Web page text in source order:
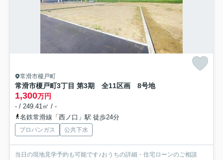
常滑市榎戸町
常滑市榎戸町3丁目 第3期 全11区画 8号地
1,300万円
- / 249.41㎡ / -
名鉄常滑線「西ノ口」駅 徒歩24分
プロパンガス 公共下水
当日の現地見学予約も可能です♪おうちの詳細・住宅ローンのご相談